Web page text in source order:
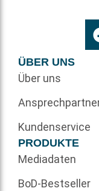
ÜBER UNS
Über uns
Kundenservice
PRODUKTE
Mediadaten
BoD-Bestseller